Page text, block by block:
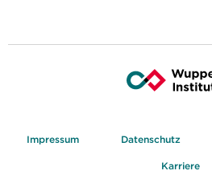
Impressum Datenschutz
Karriere